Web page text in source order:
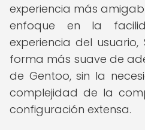
experiencia más
enfoque en la
experiencia del
forma más suave de
de Gentoo, sin la
complejidad de la
configuración extensa.